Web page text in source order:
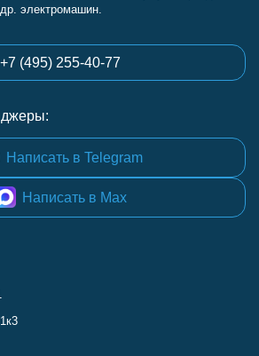
электромашин.
+7 (495) 255-40-77
Написать в Telegram
Написать в Max